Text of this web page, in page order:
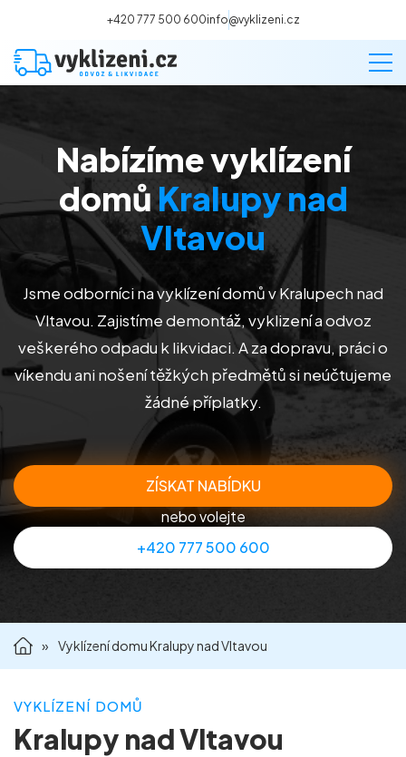
+420 777 500 600info@vyklizeni.cz
Vyklízení
Stěhování
Malování
Deratizace a dezinsekce
Úklid
Příprava nemovitostí na prodej
Nabízíme vyklízení
domůKralupy nad
Vltavou
Jsme odborníci na vyklízení domů v Kralupech nad
Vltavou. Zajistíme demontáž, vyklizení a odvoz
veškerého odpadu k likvidaci. A za dopravu, práci o
víkendu ani nošení těžkých předmětů si neúčtujeme
žádné příplatky.
ZÍSKAT NABÍDKU
nebo volejte
+420 777 500 600
» Vyklízení domu Kralupy nad Vltavou
VYKLÍZENÍ DOMŮ
Kralupy nad Vltavou